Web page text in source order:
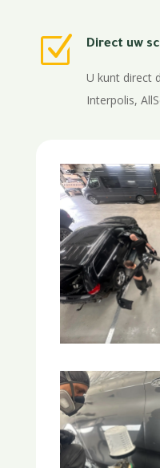
Z Direct uw
U kunt direct
Interpolis,